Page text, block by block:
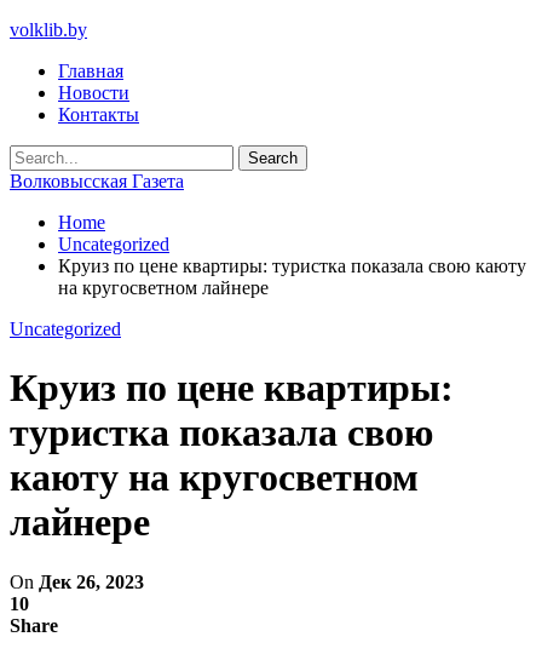
volklib.by
Главная
Новости
Контакты
Волковысская Газета
Home
Uncategorized
Круиз по цене квартиры: туристка показала свою каюту
на кругосветном лайнере
Uncategorized
Круиз по цене квартиры:
туристка показала свою
каюту на кругосветном
лайнере
On Дек 26, 2023
10
Share